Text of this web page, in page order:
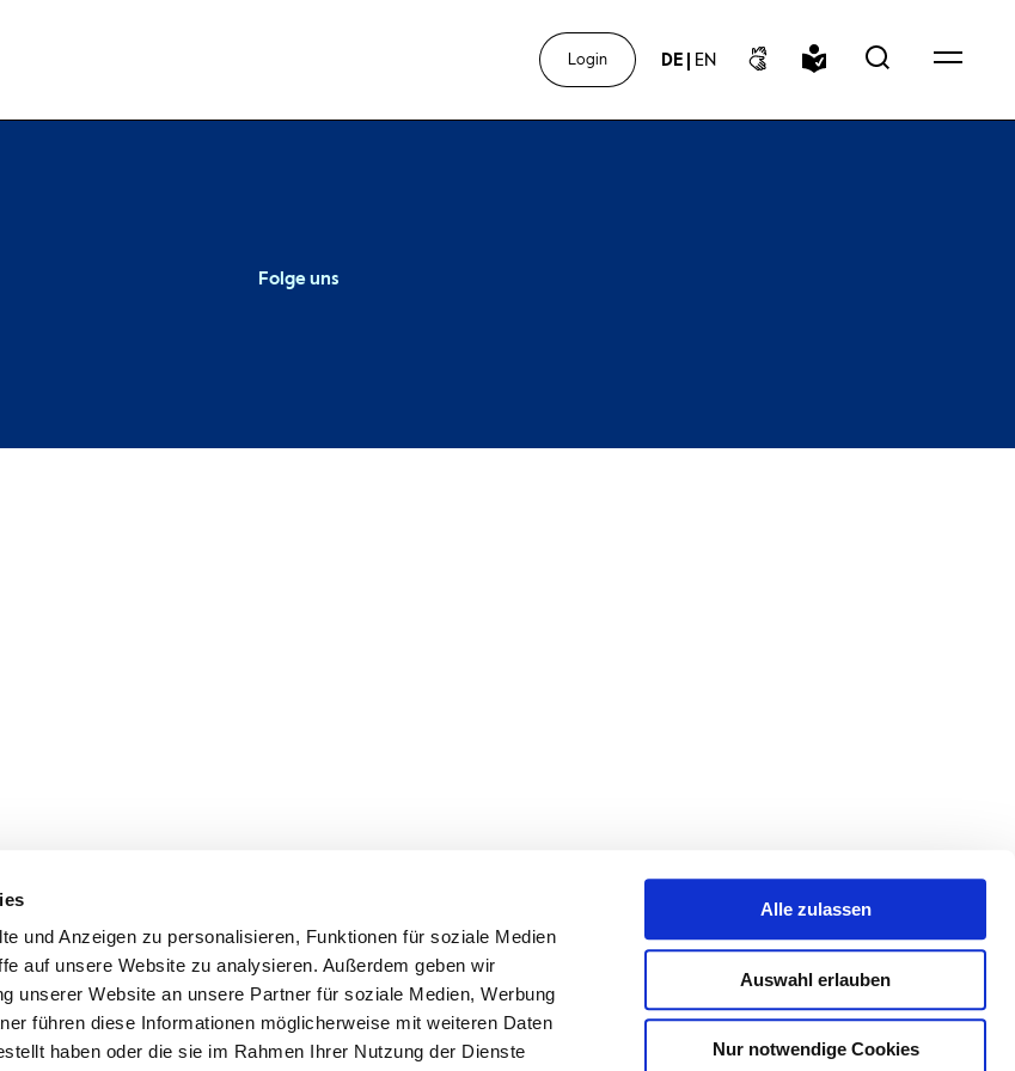
und Anzeigen zu personalisieren, Funktionen für soziale Medien
auf unsere Website zu analysieren. Außerdem geben wir
unserer Website an unsere Partner für soziale Medien, Werbung
führen diese Informationen möglicherweise mit weiteren Daten
haben oder die sie im Rahmen Ihrer Nutzung der Dienste
Alle zulassen
Auswahl erlauben
Nur notwendige Cookies
Login DE EN
Folge uns